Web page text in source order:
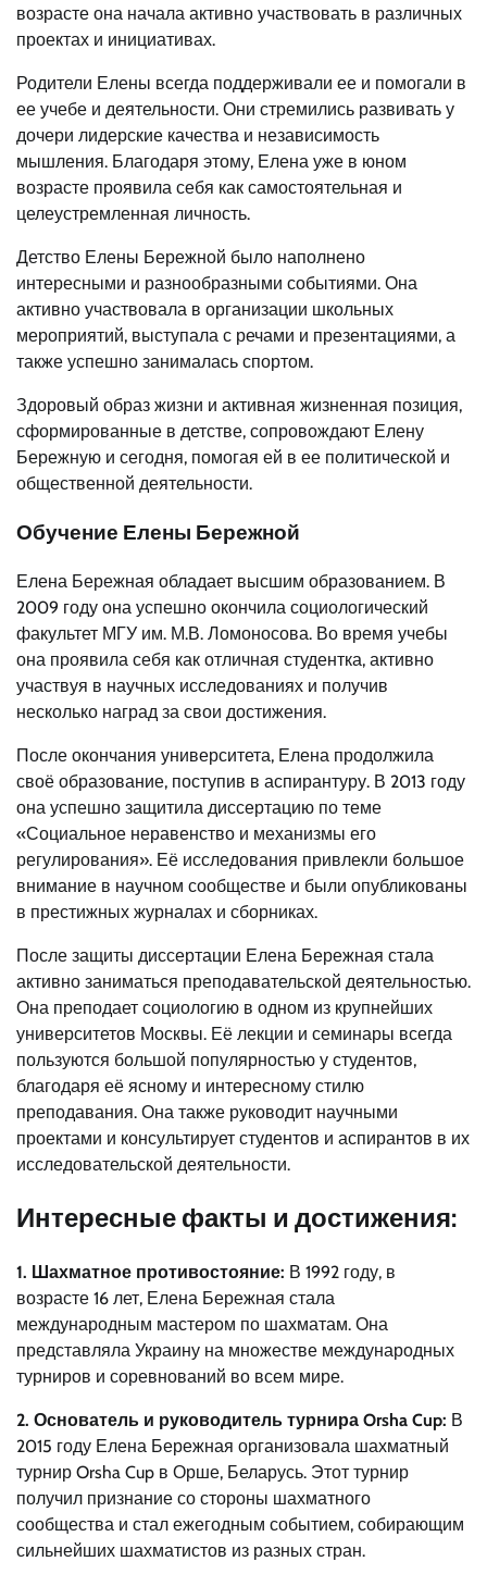
возрасте она начала активно участвовать в различных
проектах и инициативах.
Родители Елены всегда поддерживали ее и помогали в
ее учебе и деятельности. Они стремились развивать у
дочери лидерские качества и независимость
мышления. Благодаря этому, Елена уже в юном
возрасте проявила себя как самостоятельная и
целеустремленная личность.
Детство Елены Бережной было наполнено
интересными и разнообразными событиями. Она
активно участвовала в организации школьных
мероприятий, выступала с речами и презентациями, а
также успешно занималась спортом.
Здоровый образ жизни и активная жизненная позиция,
сформированные в детстве, сопровождают Елену
Бережную и сегодня, помогая ей в ее политической и
общественной деятельности.
Обучение Елены Бережной
Елена Бережная обладает высшим образованием. В
2009 году она успешно окончила социологический
факультет МГУ им. М.В. Ломоносова. Во время учебы
она проявила себя как отличная студентка, активно
участвуя в научных исследованиях и получив
несколько наград за свои достижения.
После окончания университета, Елена продолжила
своё образование, поступив в аспирантуру. В 2013 году
она успешно защитила диссертацию по теме
«Социальное неравенство и механизмы его
регулирования». Её исследования привлекли большое
внимание в научном сообществе и были опубликованы
в престижных журналах и сборниках.
После защиты диссертации Елена Бережная стала
активно заниматься преподавательской деятельностью.
Она преподает социологию в одном из крупнейших
университетов Москвы. Её лекции и семинары всегда
пользуются большой популярностью у студентов,
благодаря её ясному и интересному стилю
преподавания. Она также руководит научными
проектами и консультирует студентов и аспирантов в их
исследовательской деятельности.
Интересные факты и достижения:
1. Шахматное противостояние: В 1992 году, в
возрасте 16 лет, Елена Бережная стала
международным мастером по шахматам. Она
представляла Украину на множестве международных
турниров и соревнований во всем мире.
2. Основатель и руководитель турнира Orsha Cup: В
2015 году Елена Бережная организовала шахматный
турнир Orsha Cup в Орше, Беларусь. Этот турнир
получил признание со стороны шахматного
сообщества и стал ежегодным событием, собирающим
сильнейших шахматистов из разных стран.